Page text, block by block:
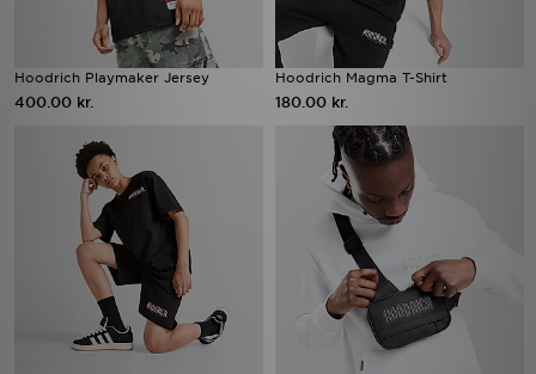
Hoodrich Playmaker Jersey
400.00 kr.
Hoodrich Magma T-Shirt
180.00 kr.